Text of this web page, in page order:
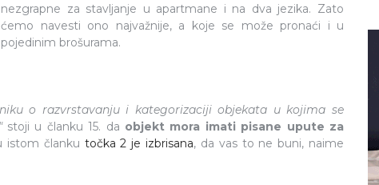
nezgrapne za stavljanje u apartmane i na dva jezika. Zato
ćemo navesti ono najvažnije, a koje se može pronaći i u
pojedinim brošurama.
o razvrstavanju i kategorizaciji objekata u kojima se
stoji u članku 15. da objekt mora imati pisane upute za
istom članku točka 2 je izbrisana, da vas to ne buni, naime